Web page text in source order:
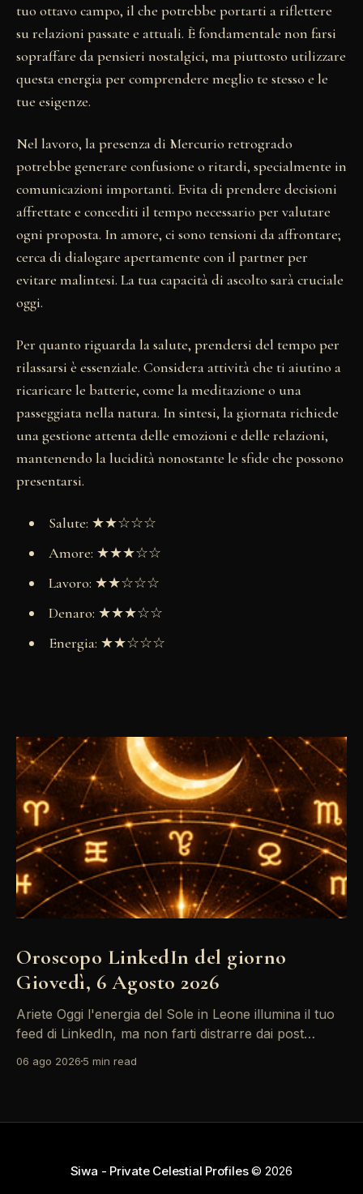
tuo ottavo campo, il che potrebbe portarti a riflettere
su relazioni passate e attuali. È fondamentale non farsi
sopraffare da pensieri nostalgici, ma piuttosto utilizzare
questa energia per comprendere meglio te stesso e le
tue esigenze.
Nel lavoro, la presenza di Mercurio retrogrado
potrebbe generare confusione o ritardi, specialmente in
comunicazioni importanti. Evita di prendere decisioni
affrettate e concediti il tempo necessario per valutare
ogni proposta. In amore, ci sono tensioni da affrontare;
cerca di dialogare apertamente con il partner per
evitare malintesi. La tua capacità di ascolto sarà cruciale
oggi.
Per quanto riguarda la salute, prendersi del tempo per
rilassarsi è essenziale. Considera attività che ti aiutino a
ricaricare le batterie, come la meditazione o una
passeggiata nella natura. In sintesi, la giornata richiede
una gestione attenta delle emozioni e delle relazioni,
mantenendo la lucidità nonostante le sfide che possono
presentarsi.
Salute: ★★☆☆☆
Amore: ★★★☆☆
Lavoro: ★★☆☆☆
Denaro: ★★★☆☆
Energia: ★★☆☆☆
Oroscopo LinkedIn del giorno
Giovedì, 6 Agosto 2026
Ariete Oggi l'energia del Sole in Leone illumina il tuo
feed di LinkedIn, ma non farti distrarre dai post
tuoi desideri professionali! Giove ti spinge verso il
06 ago 2026 5 min read
Siwa - Private Celestial Profiles© 2026